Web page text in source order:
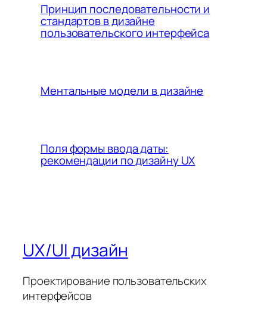
Принцип последовательности и
стандартов в дизайне
пользовательского интерфейса
Ментальные модели в дизайне
Поля формы ввода даты:
рекомендации по дизайну UX
UX/UI дизайн
Проектирование пользовательских
интерфейсов